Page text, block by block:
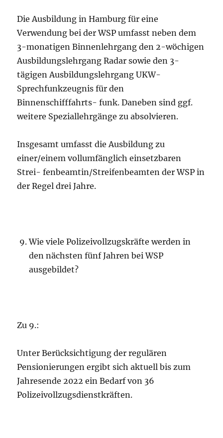
Die Ausbildung in Hamburg für eine
Verwendung bei der WSP umfasst neben dem
3-monatigen Binnenlehrgang den 2-wöchigen
Ausbildungslehrgang Radar sowie den 3-
tägigen Ausbildungslehrgang UKW-
Sprechfunkzeugnis für den
Binnenschifffahrts- funk. Daneben sind ggf.
weitere Speziallehrgänge zu absolvieren.
Insgesamt umfasst die Ausbildung zu
einer/einem vollumfänglich einsetzbaren
Strei- fenbeamtin/Streifenbeamten der WSP in
der Regel drei Jahre.
Wie viele Polizeivollzugskräfte werden in
den nächsten fünf Jahren bei WSP
ausgebildet?
Zu 9.:
Unter Berücksichtigung der regulären
Pensionierungen ergibt sich aktuell bis zum
Jahresende 2022 ein Bedarf von 36
Polizeivollzugsdienstkräften.